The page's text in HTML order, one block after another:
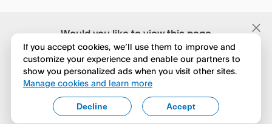
Would you like to view this page
in English?
No, seguir navegando
Yes, change to English
If you accept cookies, we’ll use them to improve and
customize your experience and enable our partners to
show you personalized ads when you visit other sites.
Manage cookies and learn more
Accept
Decline